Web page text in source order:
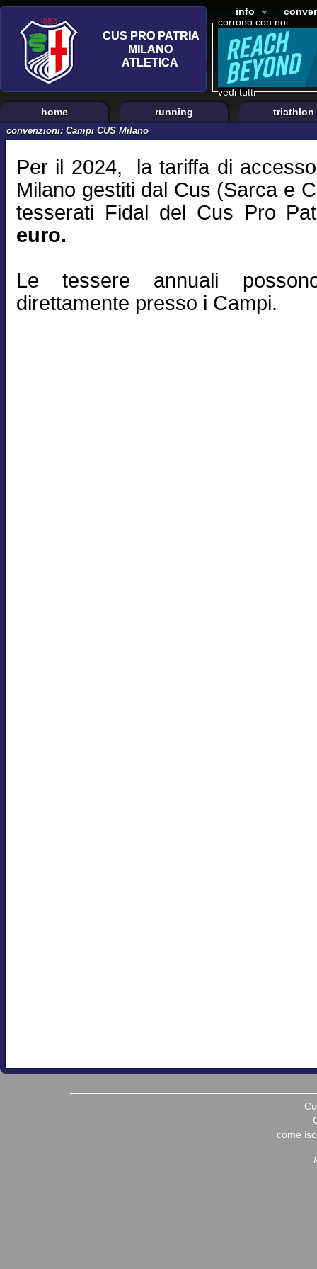
corrono con noi
vedi tutti
info
home running triathlon
convenzioni: Campi CUS Milano
Per il 2024, la tariffa di
Milano gestiti dal Cus (Sarca e
tesserati Fidal del Cus Pro
euro.
Le tessere annuali
direttamente presso i Campi.
come